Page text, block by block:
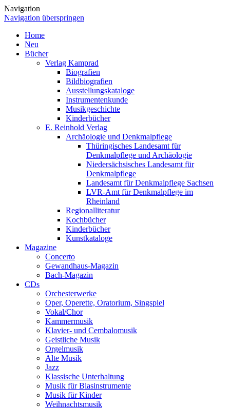
Navigation
Navigation überspringen
Home
Neu
Bücher
Verlag Kamprad
Biografien
Bildbiografien
Ausstellungskataloge
Instrumentenkunde
Musikgeschichte
Kinderbücher
E. Reinhold Verlag
Archäologie und Denkmalpflege
Thüringisches Landesamt für
Denkmalpflege und Archäologie
Niedersächsisches Landesamt für
Denkmalpflege
Landesamt für Denkmalpflege Sachsen
LVR-Amt für Denkmalpflege im
Rheinland
Regionalliteratur
Kochbücher
Kinderbücher
Kunstkataloge
Magazine
Concerto
Gewandhaus-Magazin
Bach-Magazin
CDs
Orchesterwerke
Oper, Operette, Oratorium, Singspiel
Vokal/Chor
Kammermusik
Klavier- und Cembalomusik
Geistliche Musik
Orgelmusik
Alte Musik
Jazz
Klassische Unterhaltung
Musik für Blasinstrumente
Musik für Kinder
Weihnachtsmusik